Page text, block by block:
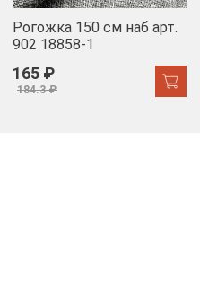
Рогожка 150 см наб арт.
902 18858-1
165 ₽
184.3 ₽